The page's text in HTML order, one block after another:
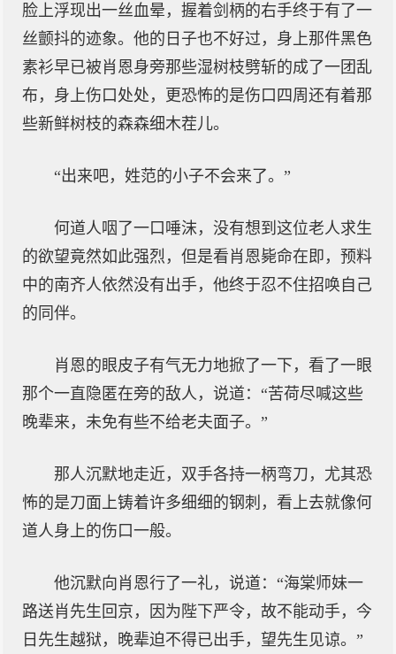
脸上浮现出一丝血晕，握着剑柄的右手终于有了一
丝颤抖的迹象。他的日子也不好过，身上那件黑色
素衫早已被肖恩身旁那些湿树枝劈斩的成了一团乱
布，身上伤口处处，更恐怖的是伤口四周还有着那
些新鲜树枝的森森细木茬儿。
“出来吧，姓范的小子不会来了。”
何道人咽了一口唾沫，没有想到这位老人求生
的欲望竟然如此强烈，但是看肖恩毙命在即，预料
中的南齐人依然没有出手，他终于忍不住招唤自己
的同伴。
肖恩的眼皮子有气无力地掀了一下，看了一眼
那个一直隐匿在旁的敌人，说道：“苦荷尽喊这些
晚辈来，未免有些不给老夫面子。”
那人沉默地走近，双手各持一柄弯刀，尤其恐
怖的是刀面上铸着许多细细的钢刺，看上去就像何
道人身上的伤口一般。
他沉默向肖恩行了一礼，说道：“海棠师妹一
路送肖先生回京，因为陛下严令，故不能动手，今
日先生越狱，晚辈迫不得已出手，望先生见谅。”